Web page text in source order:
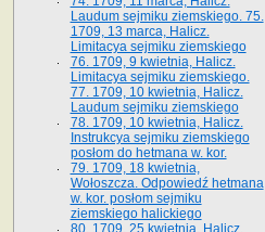
Laudum sejmiku ziemskiego. 75.
1709, 13 marca, Halicz.
Limitacya sejmiku ziemskiego
76. 1709, 9 kwietnia, Halicz.
Limitacya sejmiku ziemskiego.
77. 1709, 10 kwietnia, Halicz.
Laudum sejmiku ziemskiego
78. 1709, 10 kwietnia, Halicz.
Instrukcya sejmiku ziemskiego
posłom do hetmana w. kor.
79. 1709, 18 kwietnia,
Wołoszcza. Odpowiedź hetmana
w. kor. posłom sejmiku
ziemskiego halickiego
80. 1709, 25 kwietnia, Halicz.